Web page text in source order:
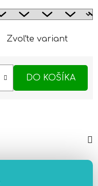
Zvoľte variant
DO KOŠÍKA